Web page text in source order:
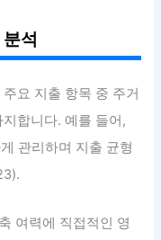
석
주요 지출 항목 중 주거
지합니다. 예를 들어,
관리하며 지출 균형
여력에 직접적인 영